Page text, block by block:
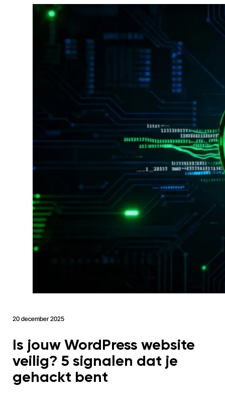
20 december 2025
Is jouw WordPress website
veilig? 5 signalen dat je
gehackt bent